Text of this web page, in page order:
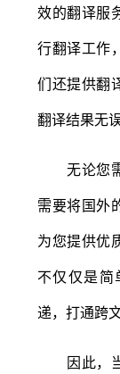
效的翻译服
行翻译工作
们还提供翻
翻译结果无
无论您需
需要将国外
为您提供优
不仅仅是简
递，打通跨
因此，当